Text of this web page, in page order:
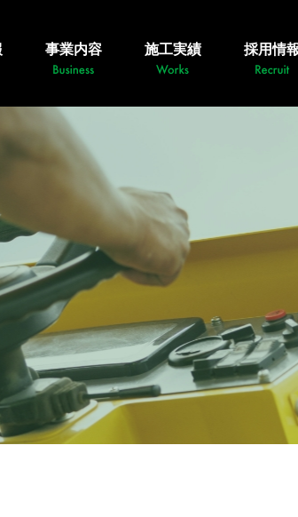
事業内容 施工実績 採用情